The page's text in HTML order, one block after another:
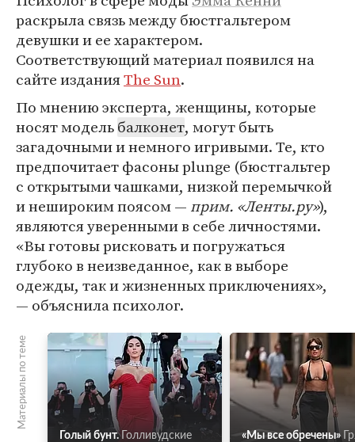
раскрыла связь между бюстгальтером
девушки и ее характером.
Соответствующий материал появился на
сайте изданияThe Sun.
По мнению эксперта, женщины, которые
носят модельбалконет, могут быть
загадочными и немного игривыми. Те, кто
предпочитает фасоны plunge (бюстгальтер
с открытыми чашками, низкой перемычкой
и нешироким поясом — прим. «Ленты.ру»),
являются уверенными в себе личностями.
«Вы готовы рисковать и погружаться
глубоко в неизведанное, как в выборе
одежды, так и жизненных приключениях»,
— объяснила психолог.
Материалы по теме
Голый бунт.
Голливудские
«Мы все обречены»